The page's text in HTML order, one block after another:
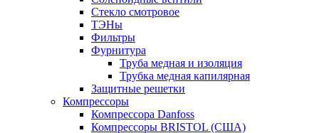
Стекло смотровое
ТЭНы
Фильтры
Фурнитура
Труба медная и изоляция
Трубка медная капилярная
Защитные решетки
Компрессоры
Компрессора Danfoss
Компрессоры BRISTOL (США)